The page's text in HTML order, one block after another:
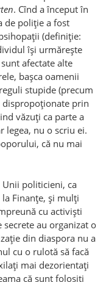
. Cînd a început în
de poliție a fost
(definiție:
își urmărește
afectate alte
bașca oamenii
stupide (precum
dispropoționate prin
văzuți ca parte a
legea, nu o scriu ei.
că nu mai
Unii politicieni, ca
Finanțe, și mulți
cu activiști
au organizat o
din diaspora nu a
cu o rulotă să facă
mai dezorientați
că sunt folosiți